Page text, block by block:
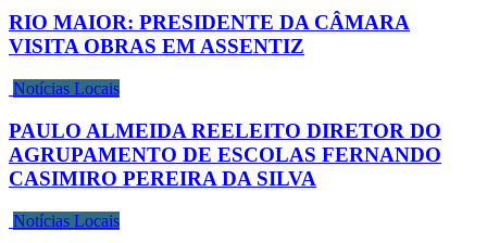
RIO MAIOR: PRESIDENTE DA CÂMARA
VISITA OBRAS EM ASSENTIZ
Notícias Locais
PAULO ALMEIDA REELEITO DIRETOR DO
AGRUPAMENTO DE ESCOLAS FERNANDO
CASIMIRO PEREIRA DA SILVA
Notícias Locais